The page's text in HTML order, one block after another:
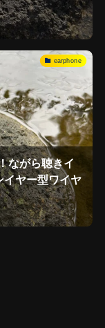
earphone
ながら聴きイ
イヤー型ワイヤ